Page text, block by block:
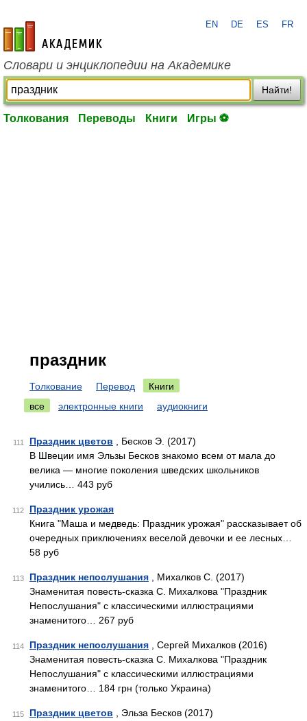
academic.ru
EN DE ES FR
Словари и энциклопедии на Академике
Найти!
Толкования Переводы Книги Игры ⚽
праздник
Толкование Перевод
Книги
все
электронные книги аудиокниги
111 Праздник цветов , Бесков Э. (2017)
В Швеции имя Эльзы Бесков знакомо всем от мала до
велика — многие поколения шведских школьников
учились… 443 руб
112
Праздник урожая
Книга "Маша и медведь: Праздник урожая" рассказывает об
очередных приключениях веселой девочки и ее лесных…
58 руб
113 Праздник непослушания , Михалков С. (2017)
Знаменитая повесть-сказка С. Михалкова "Праздник
Непослушания" с классическими иллюстрациями
знаменитого… 267 руб
114 Праздник непослушания , Сергей Михалков (2016)
Знаменитая повесть-сказка С. Михалкова "Праздник
Непослушания" с классическими иллюстрациями
знаменитого… 184 грн (только Украина)
115 Праздник цветов , Эльза Бесков (2017)